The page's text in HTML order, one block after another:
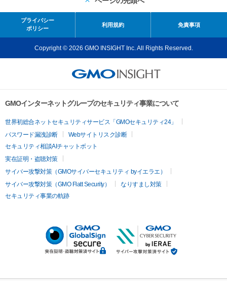
プライバシー
ポリシー
利用規約 免責事項
Copyright © 2026 GMO INSIGHT Inc. All Rights Reserved.
GMOインターネットグループのセキュリティ事業について
世界初総合ネットセキュリティサービス「GMOセキュリティ24」
パスワード漏洩診断
Webサイトリスク診断
セキュリティ相談AIチャットボット
実在証明・盗聴対策
サイバー攻撃対策（GMOサイバーセキュリティ byイエラエ）
サイバー攻撃対策（GMO Flatt Security）
なりすまし対策
セキュリティ事業の軌跡